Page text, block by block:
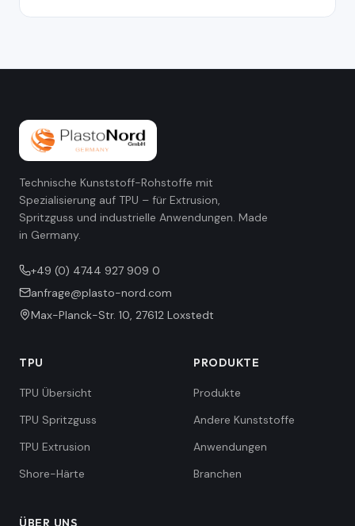
Technische Kunststoff-Rohstoffe mit
Spezialisierung auf TPU – für Extrusion,
Spritzguss und industrielle Anwendungen. Made
in Germany.
+49 (0) 4744 927 909 0
anfrage@plasto-nord.com
Max-Planck-Str. 10 27612 Loxstedt
TPU
TPU Übersicht
TPU Spritzguss
TPU Extrusion
Shore-Härte
PRODUKTE
Produkte
Andere Kunststoffe
Anwendungen
Branchen
ÜBER UNS